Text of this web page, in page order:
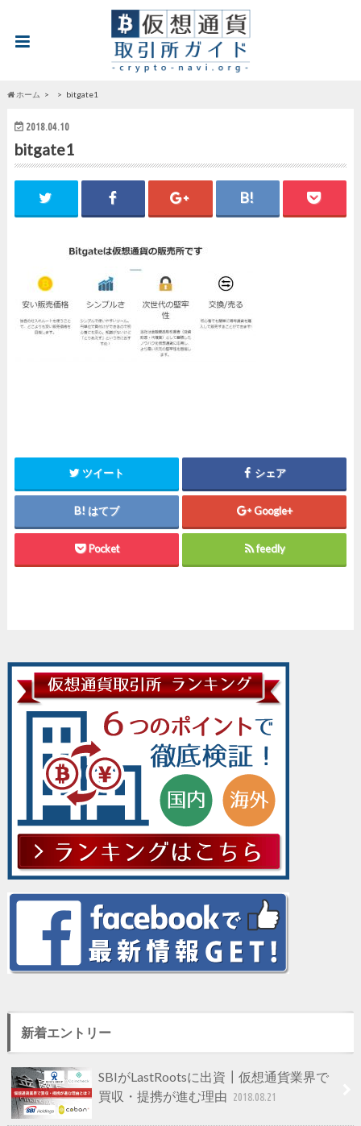
ホーム bitgate1
2018.04.10
bitgate1
ツイート シェア
はてブ Google+
Pocket feedly
新着エントリー
SBIがLastRootsに出資┃仮想通貨業界で
買収・提携が進む理由 2018.08.21